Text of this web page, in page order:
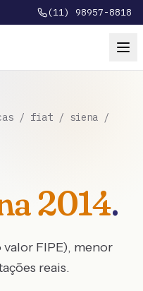
(11) 98957-8818
/ fiat / siena /
2014.
valor FIPE), menor
reais.